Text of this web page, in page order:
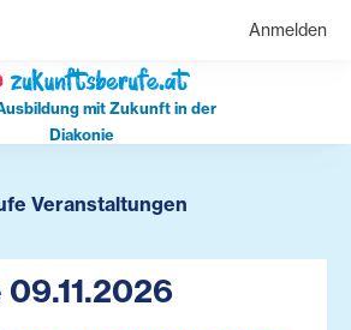
Anmelden
mit Zukunft in der
Diakonie
Veranstaltungen